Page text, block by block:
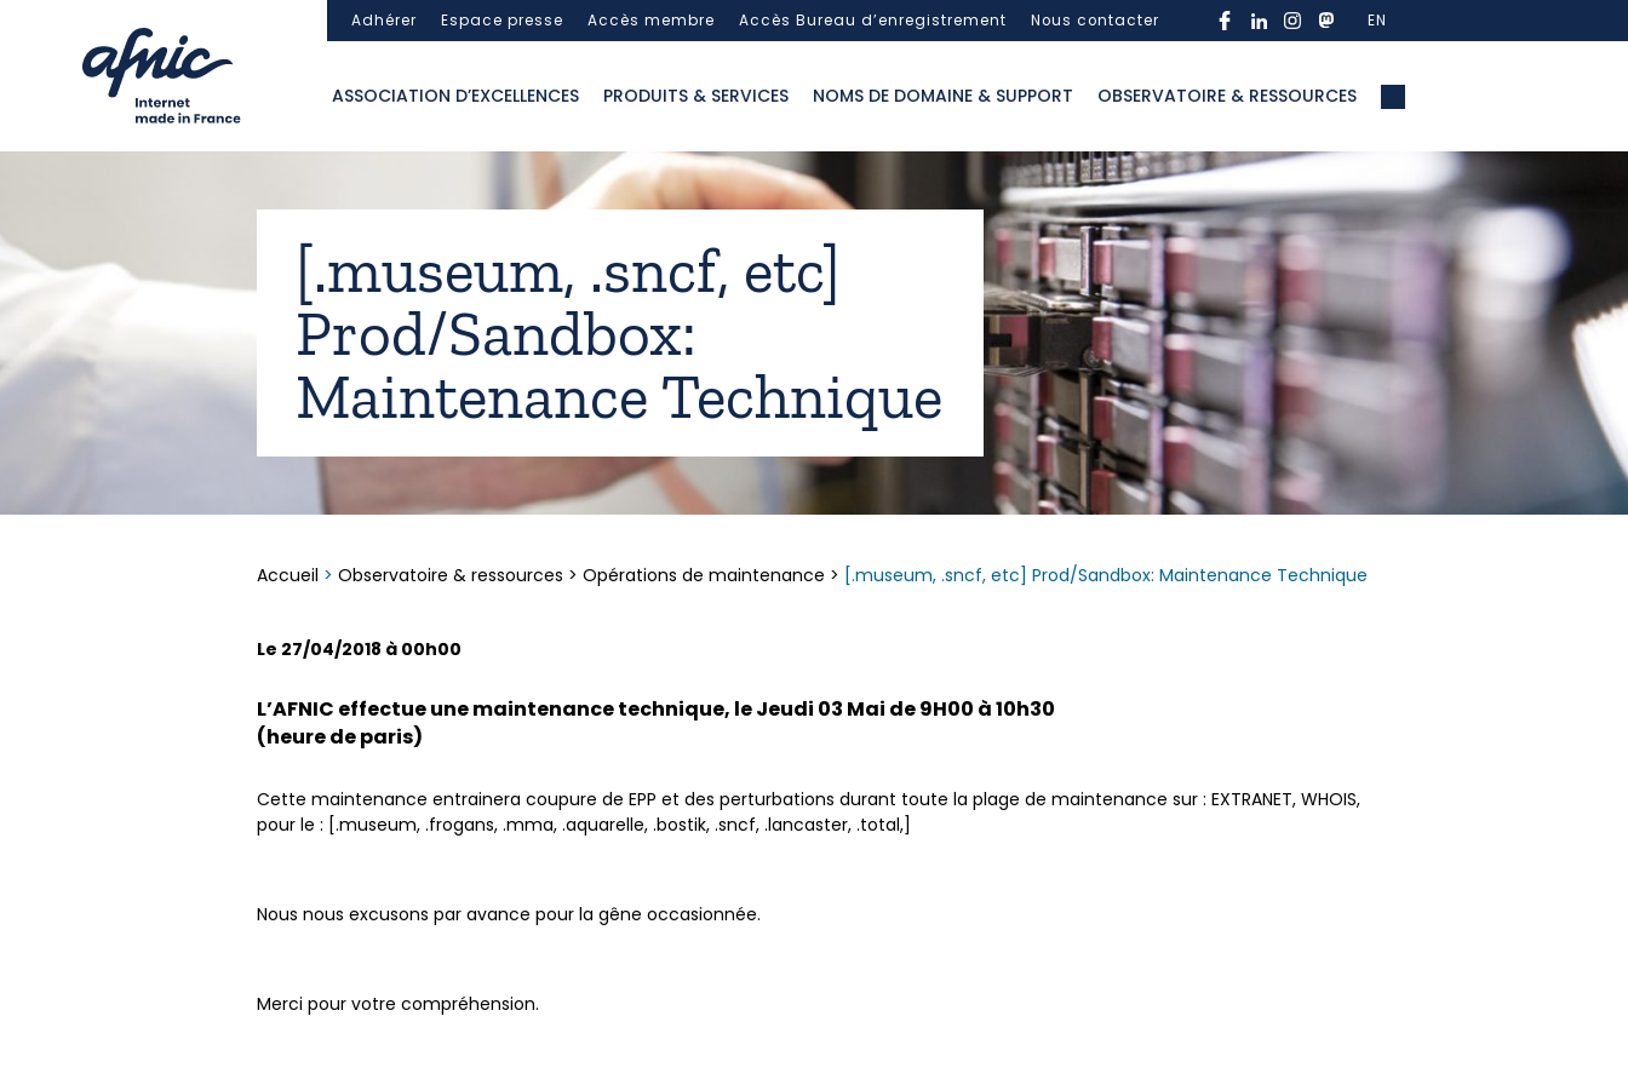
Adhérer Espace presse Accès membre Accès Bureau d’enregistrement Nous contacter EN
ASSOCIATION D’EXCELLENCES PRODUITS & SERVICES NOMS DE DOMAINE & SUPPORT OBSERVATOIRE & RESSOURCES
[.museum, .sncf, etc]
Prod/Sandbox:
Maintenance Technique
Accueil > Observatoire & ressources > Opérations de maintenance > [.museum, .sncf, etc] Prod/Sandbox: Maintenance Technique
Le 27/04/2018 à 00h00
L’AFNIC effectue une maintenance technique, le Jeudi 03 Mai de 9H00 à 10h30
(heure de paris)
Cette maintenance entrainera coupure de EPP et des perturbations durant toute la plage de maintenance sur : EXTRANET, WHOIS,
pour le : [.museum, .frogans, .mma, .aquarelle, .bostik, .sncf, .lancaster, .total,]
Nous nous excusons par avance pour la gêne occasionnée.
Merci pour votre compréhension.